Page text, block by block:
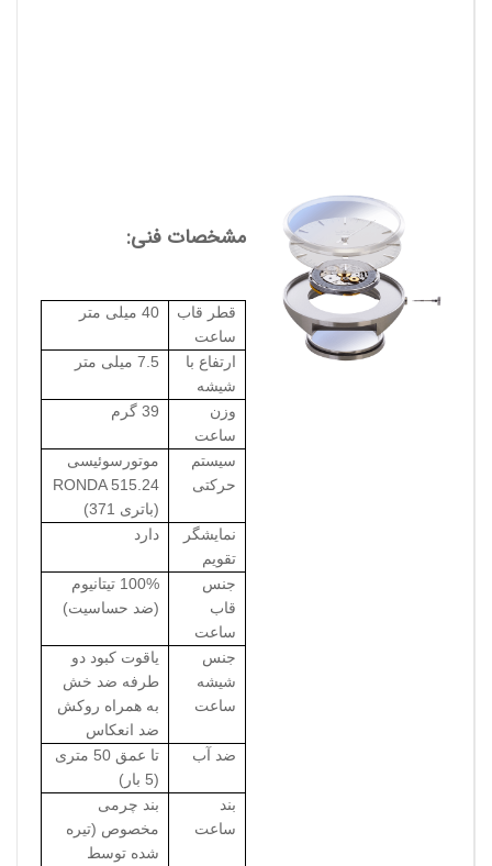
مشخصات فنی:
قطر قاب
ساعت
40 میلی متر
ارتفاع با
شیشه
7.5 میلی متر
وزن
ساعت
39 گرم
سیستم
حرکتی
موتورسوئیسی
RONDA 515.24
(باتری 371)
نمایشگر
تقویم
دارد
جنس
قاب
ساعت
100% تیتانیوم
(ضد حساسیت)
جنس
شیشه
ساعت
یاقوت کبود دو
طرفه ضد خش
به همراه روکش
ضد انعکاس
ضد آب
تا عمق 50 متری
(5 بار)
بند
ساعت
بند چرمی
مخصوص (تیره
شده توسط